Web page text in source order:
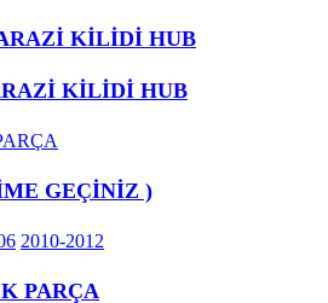
KİLİDİ HUB
KİLİDİ HUB
GEÇİNİZ )
2010-2012
PARÇA